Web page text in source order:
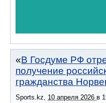
В Госдуме РФ
получение
гражданства
Sports.kz, 10 апреля 2026 в